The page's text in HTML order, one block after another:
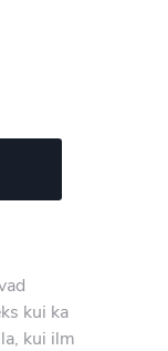
kui ka
kui ilm